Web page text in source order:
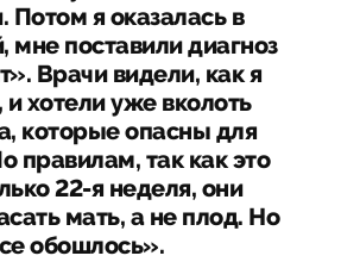
Потом я оказалась в
мне поставили диагноз
Врачи видели, как я
хотели уже вколоть
которые опасны для
правилам, так как это
22-я неделя, они
мать, а не плод. Но
обошлось».